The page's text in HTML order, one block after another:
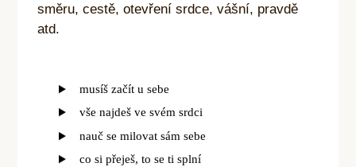
směru, cestě, otevření srdce, vášní, pravdě
atd.
musíš začít u sebe
vše najdeš ve svém srdci
nauč se milovat sám sebe
co si přeješ, to se ti splní